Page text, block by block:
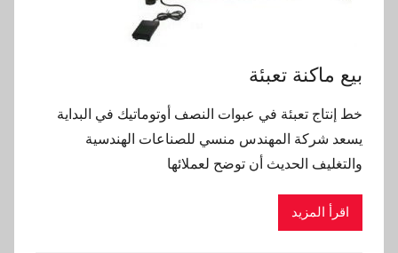
بيع ماكنة تعبئة
خط إنتاج تعبئة في عبوات النصف أوتوماتيك في البداية
يسعد شركة المهندس منسي للصناعات الهندسية
والتغليف الحديث أن توضح لعملائها
اقرأ المزيد